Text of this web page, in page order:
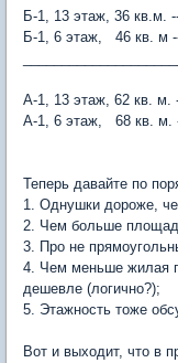
Б-1, 13 этаж, 36 кв.м.
Б-1, 6 этаж, 46 кв. м
А-1, 13 этаж, 62 кв. м.
А-1, 6 этаж, 68 кв. м.
Теперь давайте по
1. Однушки дороже,
2. Чем больше
3. Про не
4. Чем меньше жилая
дешевле (логично?);
5. Этажность тоже
Вот и выходит, что в